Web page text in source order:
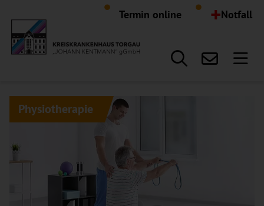
Hauptregion der Seite
Termin online +Notfall
Physiotherapie